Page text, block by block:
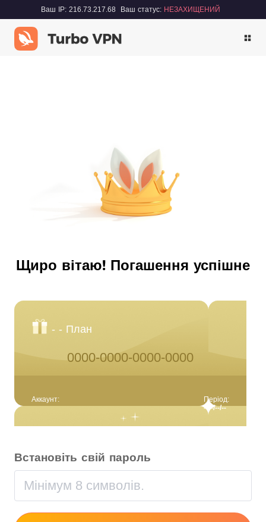
Ваш IP: 216.73.217.68 Ваш статус: НЕЗАХИЩЕНИЙ
Щиро вітаю! Погашення успішне
- - План
0000-0000-0000-0000
Аккаунт:
Період:
----/--/--
Встановіть свій пароль